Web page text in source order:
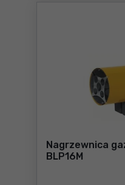
Nagrzewnica
BLP16M